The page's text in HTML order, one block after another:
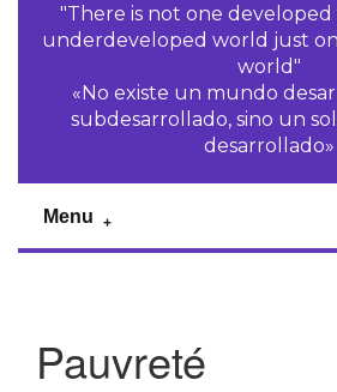
"There is not one
underdeveloped world just
world"
«No existe un mundo
subdesarrollado, sino un
desarrollado»
Menu
Pauvreté